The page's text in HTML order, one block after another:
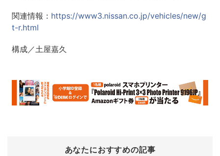
関連情報： https://www3.nissan.co.jp/vehicles/new/g
t-r.html
構成／土屋嘉久
あなたにおすすめの記事